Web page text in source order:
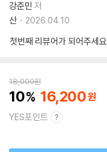
강준민 저
산
2026.04.10.
첫번째 리뷰어가 되어주세요
18,000원
10 16,200
YES포인트